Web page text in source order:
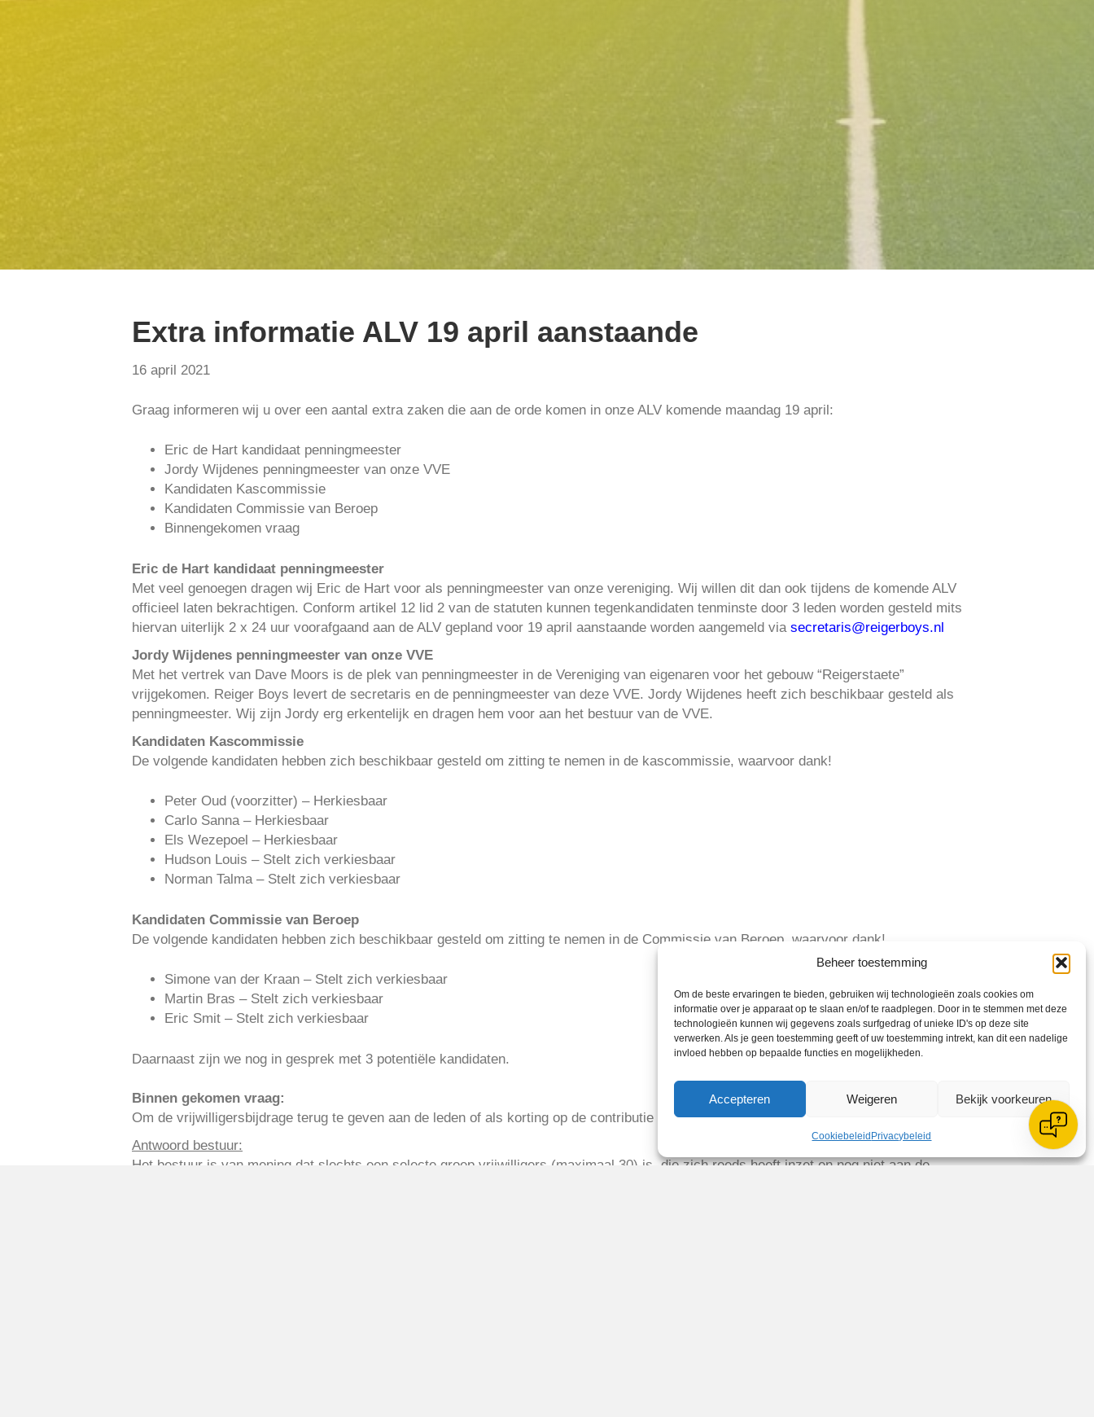
Beheer toestemming
Om de beste ervaringen te bieden, gebruiken wij technologieën zoals cookies om
informatie over je apparaat op te slaan en/of te raadplegen. Door in te stemmen met deze
technologieën kunnen wij gegevens zoals surfgedrag of unieke ID's op deze site
verwerken. Als je geen toestemming geeft of uw toestemming intrekt, kan dit een nadelige
invloed hebben op bepaalde functies en mogelijkheden.
Accepteren Weigeren Bekijk voorkeuren
Cookiebeleid Privacybeleid
Extra informatie ALV 19 april aanstaande
16 april 2021
Graag informeren wij u over een aantal extra zaken die aan de orde komen in onze ALV komende maandag 19 april:
Eric de Hart kandidaat penningmeester
Jordy Wijdenes penningmeester van onze VVE
Kandidaten Kascommissie
Kandidaten Commissie van Beroep
Binnengekomen vraag
Eric de Hart kandidaat penningmeester
Met veel genoegen dragen wij Eric de Hart voor als penningmeester van onze vereniging. Wij willen dit dan ook tijdens de komende ALV
officieel laten bekrachtigen. Conform artikel 12 lid 2 van de statuten kunnen tegenkandidaten tenminste door 3 leden worden gesteld mits
hiervan uiterlijk 2 x 24 uur voorafgaand aan de ALV gepland voor 19 april aanstaande worden aangemeld via secretaris@reigerboys.nl
Jordy Wijdenes penningmeester van onze VVE
Met het vertrek van Dave Moors is de plek van penningmeester in de Vereniging van eigenaren voor het gebouw “Reigerstaete”
vrijgekomen. Reiger Boys levert de secretaris en de penningmeester van deze VVE. Jordy Wijdenes heeft zich beschikbaar gesteld als
penningmeester. Wij zijn Jordy erg erkentelijk en dragen hem voor aan het bestuur van de VVE.
Kandidaten Kascommissie
De volgende kandidaten hebben zich beschikbaar gesteld om zitting te nemen in de kascommissie, waarvoor dank!
Peter Oud (voorzitter) – Herkiesbaar
Carlo Sanna – Herkiesbaar
Els Wezepoel – Herkiesbaar
Hudson Louis – Stelt zich verkiesbaar
Norman Talma – Stelt zich verkiesbaar
Kandidaten Commissie van Beroep
De volgende kandidaten hebben zich beschikbaar gesteld om zitting te nemen in de Commissie van Beroep, waarvoor dank!
Simone van der Kraan – Stelt zich verkiesbaar
Martin Bras – Stelt zich verkiesbaar
Eric Smit – Stelt zich verkiesbaar
Daarnaast zijn we nog in gesprek met 3 potentiële kandidaten.
Binnen gekomen vraag:
Om de vrijwilligersbijdrage terug te geven aan de leden of als korting op de contributie van volgend jaar. Kan dit besproken worden?
Antwoord bestuur:
Het bestuur is van mening dat slechts een selecte groep vrijwilligers (maximaal 30) is, die zich reeds heeft inzet en nog niet aan de